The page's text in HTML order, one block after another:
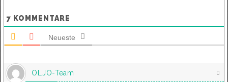
7 KOMMENTARE
Neueste
OLJO-Team